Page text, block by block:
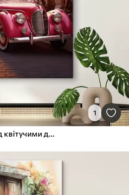
1
Рожевий автомобіль під квітучими деревами